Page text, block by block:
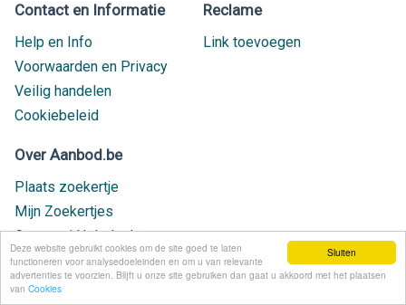
Sluiten
Deze website gebruikt cookies om de site goed te laten
functioneren voor analysedoeleinden en om u van relevante
advertenties te voorzien. Blijft u onze site gebruiken dan gaat u akkoord met het plaatsen
van Cookies
Contact en Informatie
Help en Info
Voorwaarden en Privacy
Veilig handelen
Cookiebeleid
Reclame
Link toevoegen
Over Aanbod.be
Plaats zoekertje
Mijn Zoekertjes
Contact / Helpdesk
Nieuw geplaatst